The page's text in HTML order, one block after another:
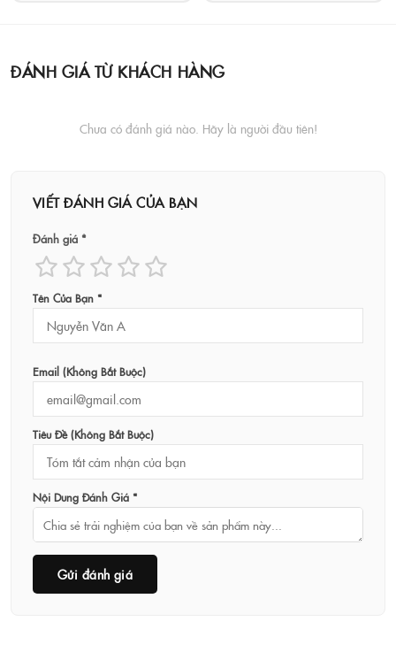
ĐÁNH GIÁ TỪ KHÁCH HÀNG
Chưa có đánh giá nào. Hãy là người đầu tiên!
VIẾT ĐÁNH GIÁ CỦA BẠN
Đánh giá *
Tên Của Bạn *
Email (không Bắt Buộc)
Tiêu Đề (không Bắt Buộc)
Nội Dung Đánh Giá *
Gửi đánh giá